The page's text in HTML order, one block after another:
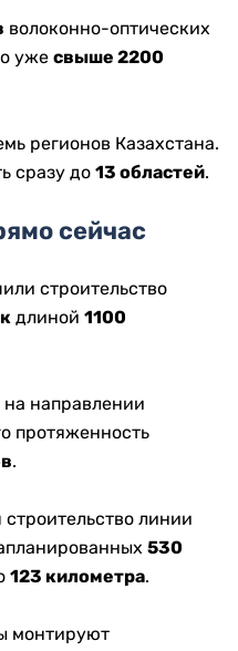
волоконно-оптических
уже свыше 2200
регионов Казахстана.
сразу до 13 областей.
сейчас
строительство
длиной 1100
направлении
протяженность
.
линии
530
123 километра.
монтируют